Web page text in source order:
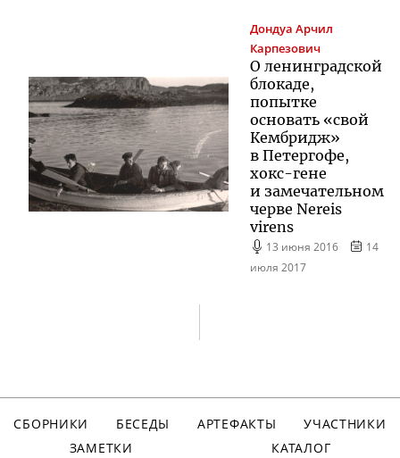
Дондуа Арчил
Карпезович
О ленинградской
блокаде,
попытке
основать «свой
Кембридж»
в Петергофе,
хокс-гене
и замечательном
черве Nereis
virens
13 июня 2016
14
июля 2017
СБОРНИКИ БЕСЕДЫ АРТЕФАКТЫ
УЧАСТНИКИ
ЗАМЕТКИ
КАТАЛОГ